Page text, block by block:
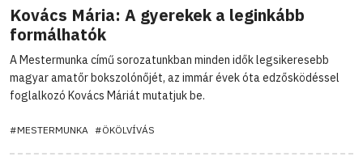
Kovács Mária: A gyerekek a leginkább
formálhatók
A Mestermunka című sorozatunkban minden idők legsikeresebb
magyar amatőr bokszolónőjét, az immár évek óta edzősködéssel
foglalkozó Kovács Máriát mutatjuk be.
#MESTERMUNKA #ÖKÖLVÍVÁS